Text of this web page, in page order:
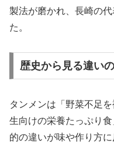
製法が磨かれ、長崎の
た。
歴史から見る違い
タンメンは「野菜不足
生向けの栄養たっぷり
的の違いが味や作り方に